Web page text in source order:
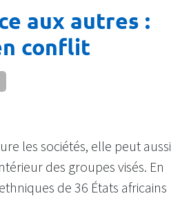
aux autres :
conflit
les sociétés, elle peut aussi
des groupes visés. En
de 36 États africains